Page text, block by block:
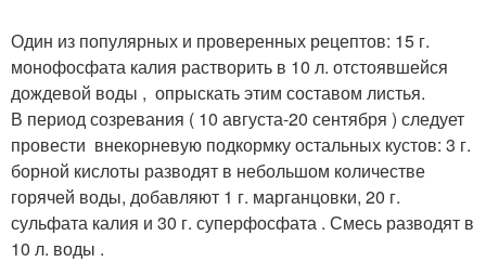
Один из популярных и проверенных рецептов: 15 г.
монофосфата калия растворить в 10 л. отстоявшейся
дождевой воды , опрыскать этим составом листья.
В период созревания ( 10 августа-20 сентября ) следует
провести внекорневую подкормку остальных кустов: 3 г.
борной кислоты разводят в небольшом количестве
горячей воды, добавляют 1 г. марганцовки, 20 г.
сульфата калия и 30 г. суперфосфата . Смесь разводят в
10 л. воды .